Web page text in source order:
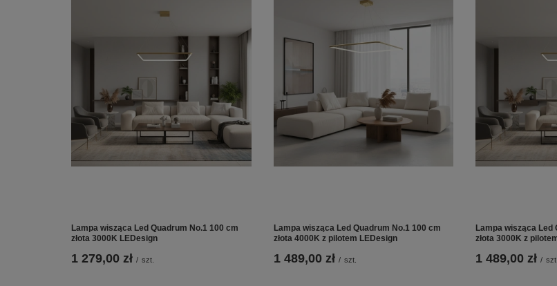
Lampa wisząca Led Quadrum No.1 100 cm
złota 3000K LEDesign
1 279,00 zł / szt.
Lampa wisząca Led Quadrum No.1 100 cm
złota 4000K z pilotem LEDesign
1 489,00 zł / szt.
Lampa wisząca Led
złota 3000K z
1 489,00 zł / szt.